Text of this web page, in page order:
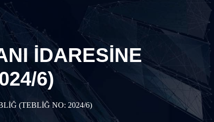
İDARESİNE
6)
(TEBLİĞ NO: 2024/6)